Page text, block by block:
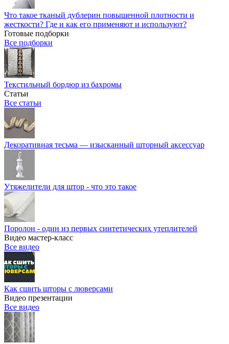
Что такое тканый дублерин повышенной плотности и
жесткости? Где и как его применяют и используют?
Готовые подборки
Все подборки
Текстильный бордюр из бахромы
Статьи
Все статьи
Декоративная тесьма — изысканный шторный аксессуар
Утяжелители для штор - что это такое
Поролон - один из первых синтетических утеплителей
Видео мастер-класс
Все видео
Как сшить шторы с люверсами
Видео презентации
Все видео